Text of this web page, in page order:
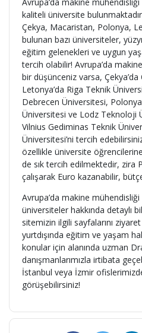
kaliteli üniversite
Çekya, Macaristan, Polonya,
bulunan bazı üniversiteler,
eğitim gelenekleri ve uygun
tercih olabilir! Avrupa’da
bir düşünceniz varsa,
Letonya’da Riga Teknik
Debrecen Üniversitesi,
Üniversitesi ve Lodz Teknoloji
Vilnius Gediminas Teknik
Üniversitesi’ni tercih
özellikle üniversite
de sık tercih edilmektedir, zira
çalışarak Euro kazanabilir,
Avrupa’da makine
üniversiteler hakkında detaylı
sitemizin ilgili sayfalarını
yurtdışında eğitim ve yaşam
konular için alanında uzman
danışmanlarımızla irtibata
İstanbul veya İzmir
görüşebilirsiniz!